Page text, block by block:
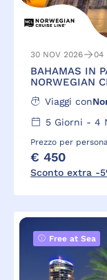
30 NOV 2026 04
BAHAMAS IN
NORWEGIAN
Viaggi con
5Giorni - 4
Prezzo per
€ 450
Sconto extra -
Free at Sea